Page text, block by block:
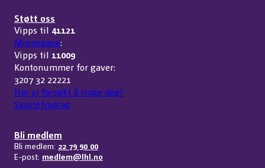
Støtt oss
Vipps til 41121
Minnegave:
Vipps til 11009
Kontonummer for gaver:
3207 32 22221
Har vi forsøkt å ringe deg?
Skattefradrag
Bli medlem
Bli medlem: 22 79 90 00
E-post: medlem@lhl.no